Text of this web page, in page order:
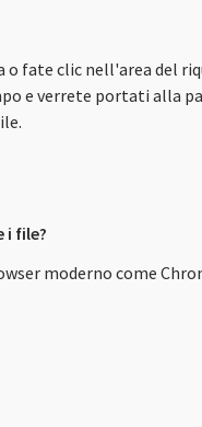
fate clic nell'area del
e verrete portati alla
i file?
moderno come